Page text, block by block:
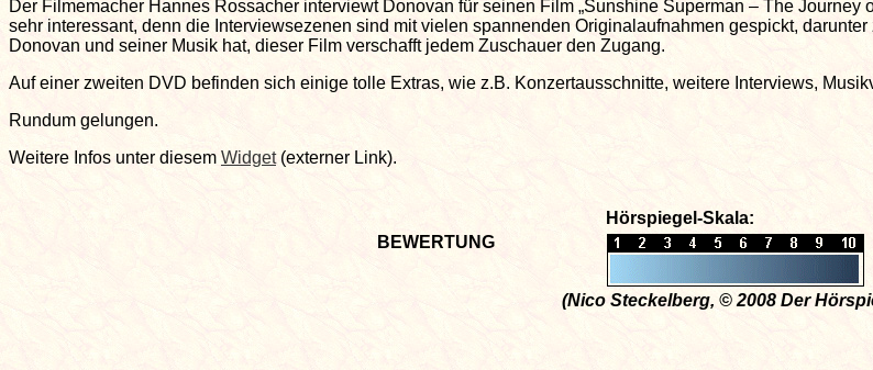
Der Filmemacher Hannes Rossacher interviewt Donovan für seinen Film „Sunshine Superman – The
sehr interessant, denn die Interviewsezenen sind mit vielen spannenden Originalaufnahmen gespickt,
Donovan und seiner Musik hat, dieser Film verschafft jedem Zuschauer den Zugang.
Auf einer zweiten DVD befinden sich einige tolle Extras, wie z.B. Konzertausschnitte, weitere Interviews,
Rundum gelungen.
Weitere Infos unter diesem Widget(externer Link).
Hörspiegel-Skala:
BEWERTUNG
(Nico Steckelberg, © 2008 Der